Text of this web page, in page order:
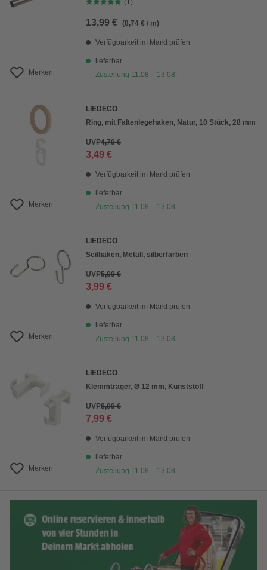
Merken
(1)
13,99 € (8,74 € / m)
Verfügbarkeit im Markt prüfen
lieferbar
Zustellung 11.08. - 13.08.
Merken
LIEDECO
Ring, mit Faltenlegehaken, Natur, 10 Stück, 28 mm
UVP4,79 €
3,49 €
Verfügbarkeit im Markt prüfen
lieferbar
Zustellung 11.08. - 13.08.
Merken
LIEDECO
Seilhaken, Metall, silberfarben
UVP5,99 €
3,99 €
Verfügbarkeit im Markt prüfen
lieferbar
Zustellung 11.08. - 13.08.
Merken
LIEDECO
Klemmträger, Ø 12 mm, Kunststoff
UVP8,99 €
7,99 €
Verfügbarkeit im Markt prüfen
lieferbar
Zustellung 11.08. - 13.08.